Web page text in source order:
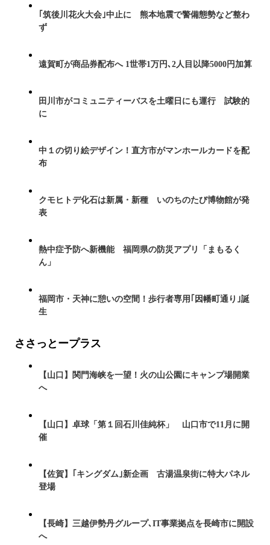
｢筑後川花火大会｣中止に 熊本地震で警備態勢など整わ
ず
遠賀町が商品券配布へ 1世帯1万円､2人目以降5000円加算
田川市がコミュニティーバスを土曜日にも運行 試験的
に
中１の切り絵デザイン！直方市がマンホールカードを配
布
クモヒトデ化石は新属・新種 いのちのたび博物館が発
表
熱中症予防へ新機能 福岡県の防災アプリ「まもるく
ん」
福岡市・天神に憩いの空間！歩行者専用｢因幡町通り｣誕
生
ささっとープラス
【山口】関門海峡を一望！火の山公園にキャンプ場開業
へ
【山口】卓球「第１回石川佳純杯」 山口市で11月に開
催
【佐賀】｢キングダム｣新企画 古湯温泉街に特大パネル
登場
【長崎】三越伊勢丹グループ､IT事業拠点を長崎市に開設
へ